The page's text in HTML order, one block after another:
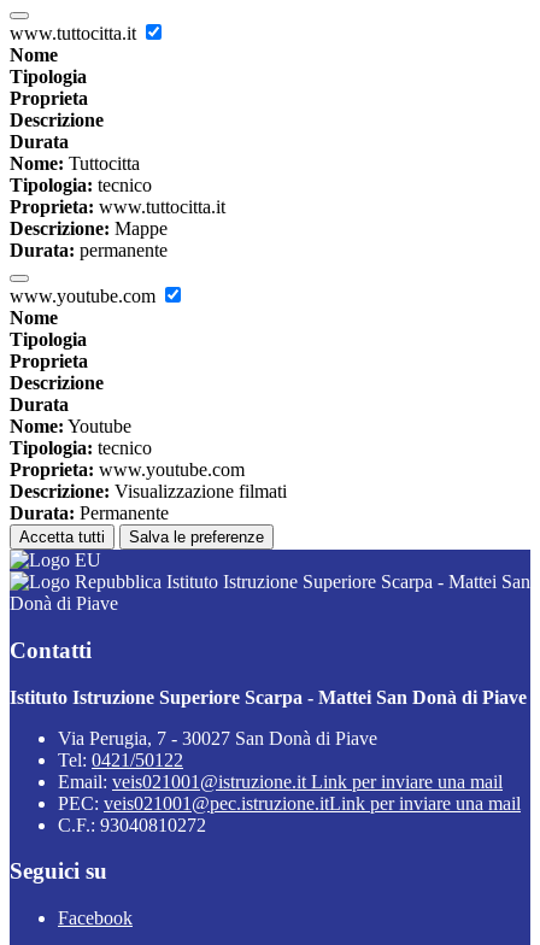
www.tuttocitta.it
Nome
Tipologia
Proprieta
Descrizione
Durata
Nome: Tuttocitta
Tipologia: tecnico
Proprieta: www.tuttocitta.it
Descrizione: Mappe
Durata: permanente
www.youtube.com
Nome
Tipologia
Proprieta
Descrizione
Durata
Nome: Youtube
Tipologia: tecnico
Proprieta: www.youtube.com
Descrizione: Visualizzazione filmati
Durata: Permanente
Accetta tutti Salva le preferenze
Istituto Istruzione Superiore Scarpa - Mattei San
Donà di Piave
Contatti
Istituto Istruzione Superiore Scarpa - Mattei San Donà di Piave
Via Perugia, 7 - 30027 San Donà di Piave
Tel: 0421/50122
Email: veis021001@istruzione.it Link per inviare una mail
PEC: veis021001@pec.istruzione.itLink per inviare una mail
C.F.: 93040810272
Seguici su
Facebook